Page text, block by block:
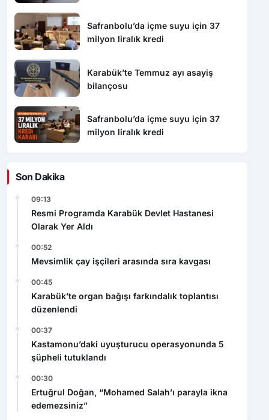
Safranbolu’da içme suyu için 37
milyon liralık kredi
Karabük’te Temmuz ayı asayiş
bilançosu
Safranbolu’da içme suyu için 37
milyon liralık kredi
Son Dakika
09:13
Resmi Programda Karabük Devlet Hastanesi
Olarak Yer Aldı
00:52
Mevsimlik çay işçileri arasında sıra kavgası
00:45
Karabük’te organ bağışı farkındalık toplantısı
düzenlendi
00:37
Kastamonu’daki uyuşturucu operasyonunda 5
şüpheli tutuklandı
00:30
Ertuğrul Doğan, “Mohamed Salah’ı parayla ikna
edemezsiniz”